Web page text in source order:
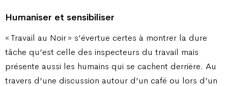
Humaniser et sensibiliser
« Travail au Noir » s’évertue certes à montrer la dure
tâche qu’est celle des inspecteurs du travail mais
présente aussi les humains qui se cachent derrière. Au
travers d’une discussion autour d’un café ou lors d’un